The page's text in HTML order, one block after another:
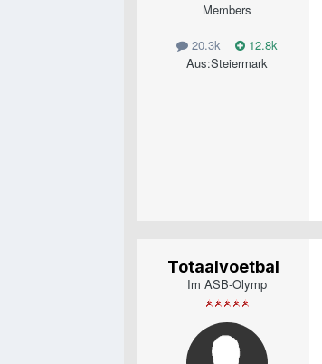
Members
20.3k
12.8k
Aus:Steiermark
Totaalvoetbal
Im ASB-Olymp